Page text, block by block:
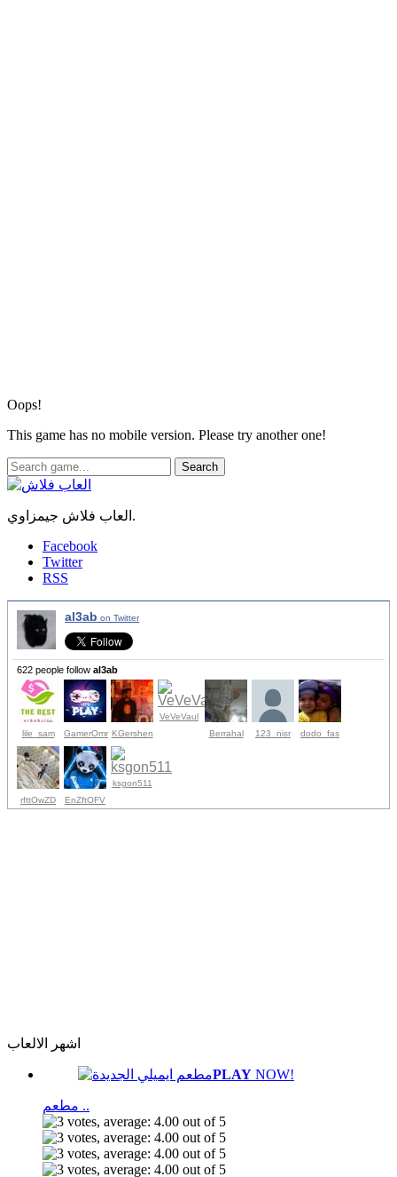
Oops!
This game has no mobile version. Please try another one!
Search
العاب فلاش جيمزاوي.
Facebook
Twitter
RSS
al3ab on Twitter
622 people follow al3ab
lile_sam GamerOmr KGershen
VeVeVaul
Berrahal
123_nisr dodo_fas
rfttOwZD EnZftOFV
ksgon511
اشهر الالعاب
PLAY NOW!
مطعم ..